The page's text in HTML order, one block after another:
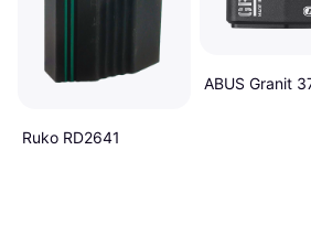
Ruko RD2641
ABUS Granit